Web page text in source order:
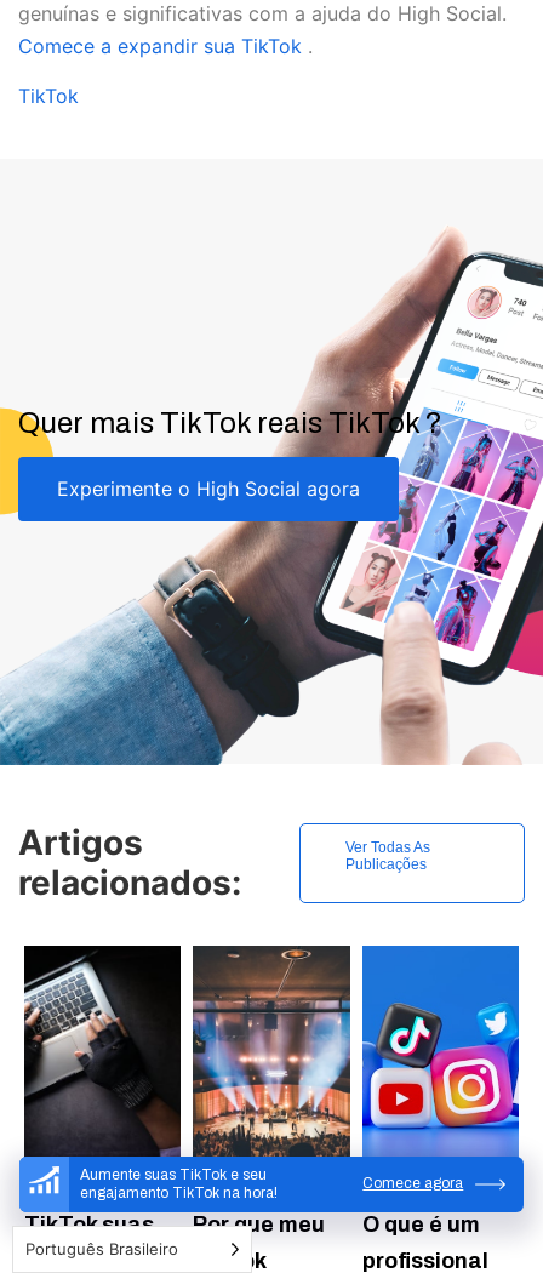
genuínas e significativas com a ajuda do High Social.
Comece a expandir sua TikTok .
TikTok
Quer mais TikTok reais TikTok ?
Experimente o High Social agora
Aumente suas TikTok e seu
engajamento TikTok na hora!
Comece agora
Artigos
relacionados:
Ver Todas As
Publicações
TikTok suas
informações?
Por que meu
TikTok
O que é um
profissional
Português Brasileiro